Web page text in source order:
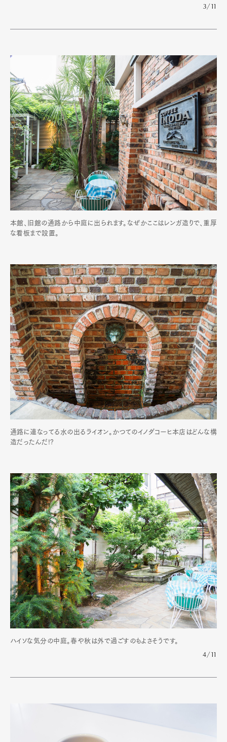
3/11
本館、旧館の通路から中庭に出られます。なぜかここはレンガ造りで、重厚
な看板まで設置。
通路に連なってる水の出るライオン。かつてのイノダコーヒ本店はどんな構
造だったんだ!?
ハイソな気分の中庭。春や秋は外で過ごすのもよさそうです。
4/11